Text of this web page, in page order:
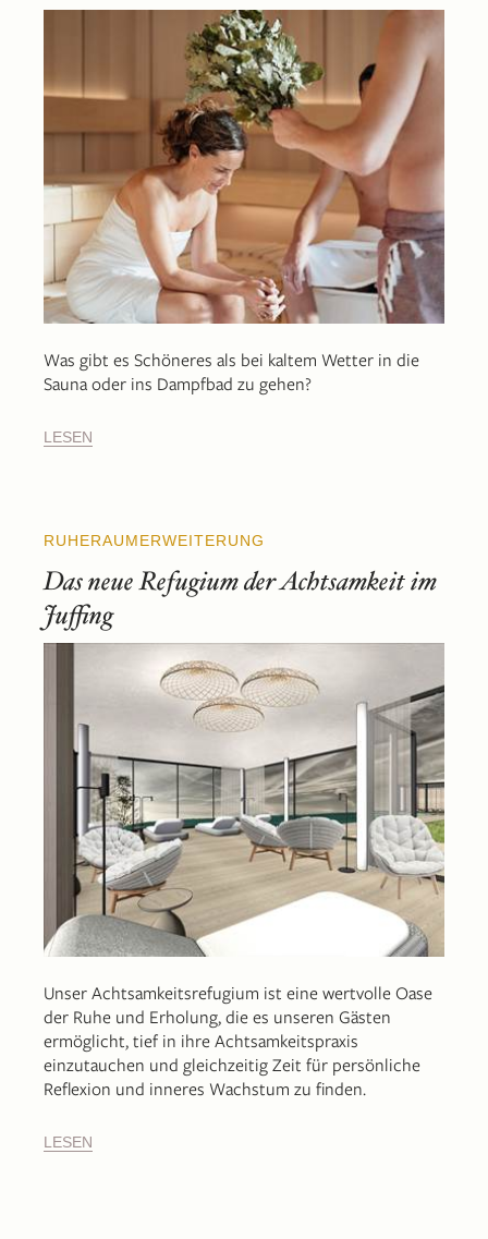
Was gibt es Schöneres als bei kaltem Wetter in die
Sauna oder ins Dampfbad zu gehen?
LESEN
RUHERAUMERWEITERUNG
Das neue Refugium der Achtsamkeit im
Juffing
Unser Achtsamkeitsrefugium ist eine wertvolle Oase
der Ruhe und Erholung, die es unseren Gästen
ermöglicht, tief in ihre Achtsamkeitspraxis
einzutauchen und gleichzeitig Zeit für persönliche
Reflexion und inneres Wachstum zu finden.
LESEN